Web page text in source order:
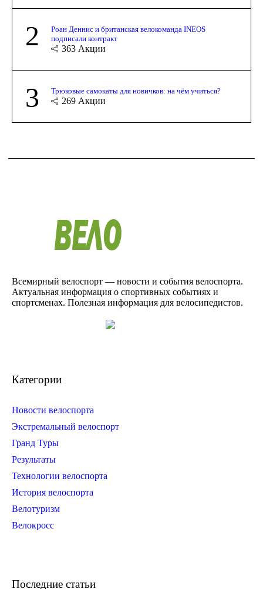
2
Роан Деннис и британская велокоманда INEOS
подписали контракт
363 Акции
3 Трюковые самокаты для новичков: на чём учиться?
269 Акции
Всемирный велоспорт — новости и события велоспорта.
Актуальная информация о спортивных событиях и
спортсменах. Полезная информация для велосипедистов.
Категории
Новости велоспорта
Экстремальный велоспорт
Гранд Туры
Результаты
Технологии велоспорта
История велоспорта
Велотуризм
Велокросс
Последние статьи